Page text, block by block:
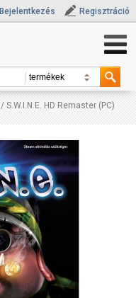
Bejelentkezés Regisztráció
/ S.W.I.N.E. HD Remaster (PC)